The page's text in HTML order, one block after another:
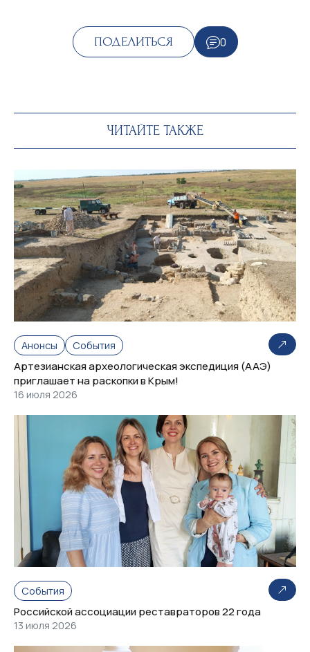
ПОДЕЛИТЬСЯ 0
ЧИТАЙТЕ ТАКЖЕ
Анонсы События
Артезианская археологическая экспедиция (ААЭ)
приглашает на раскопки в Крым!
16 июля 2026
События
Российской ассоциации реставраторов 22 года
13 июля 2026